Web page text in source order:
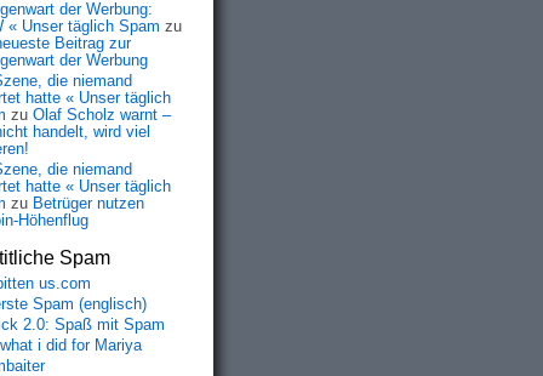
der Werbung:
« Unser täglich Spam zu
Beitrag zur
der Werbung
die niemand
hatte « Unser täglich
zu Olaf Scholz warnt –
handelt, wird viel
die niemand
hatte « Unser täglich
zu Betrüger nutzen
Höhenflug
Spam
us.com
Spam (englisch)
2.0: Spaß mit Spam
what i did for Mariya